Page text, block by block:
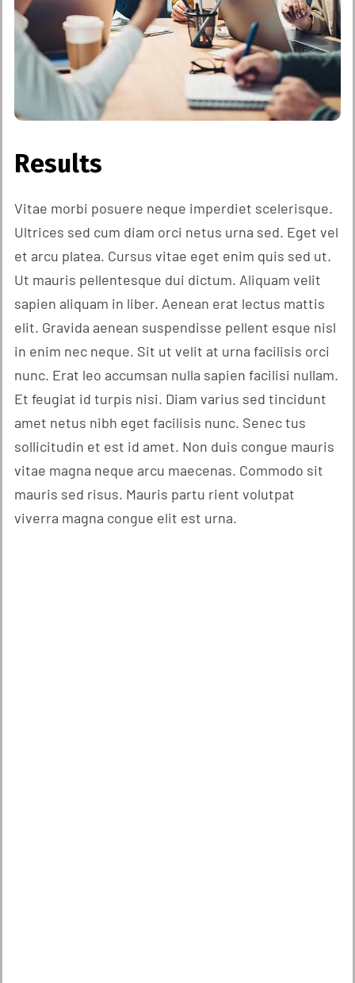
Results
Vitae morbi posuere neque imperdiet scelerisque.
Ultrices sed cum diam orci netus urna sed. Eget vel
et arcu platea. Cursus vitae eget enim quis sed ut.
Ut mauris pellentesque dui dictum. Aliquam velit
sapien aliquam in liber. Aenean erat lectus mattis
elit. Gravida aenean suspendisse pellent esque nisl
in enim nec neque. Sit ut velit at urna facilisis orci
nunc. Erat leo accumsan nulla sapien facilisi nullam.
Et feugiat id turpis nisi. Diam varius sed tincidunt
amet netus nibh eget facilisis nunc. Senec tus
sollicitudin et est id amet. Non duis congue mauris
vitae magna neque arcu maecenas. Commodo sit
mauris sed risus. Mauris partu rient volutpat
viverra magna congue elit est urna.